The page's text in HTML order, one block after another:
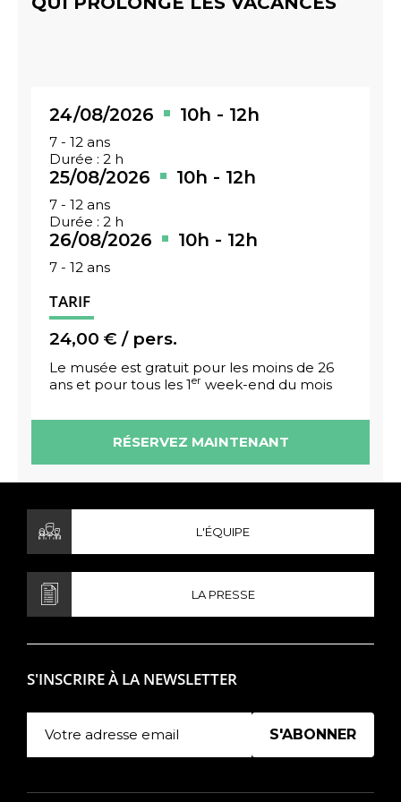
24/08/2026 10h - 12h
7 - 12 ans
Durée : 2 h
25/08/2026 10h - 12h
7 - 12 ans
Durée : 2 h
26/08/2026 10h - 12h
7 - 12 ans
TARIF
24,00 € / pers.
Le musée est gratuit pour les moins de 26
ans et pour tous les 1er week-end du mois
RÉSERVEZ MAINTENANT
L'ÉQUIPE
LA PRESSE
S'INSCRIRE À LA NEWSLETTER